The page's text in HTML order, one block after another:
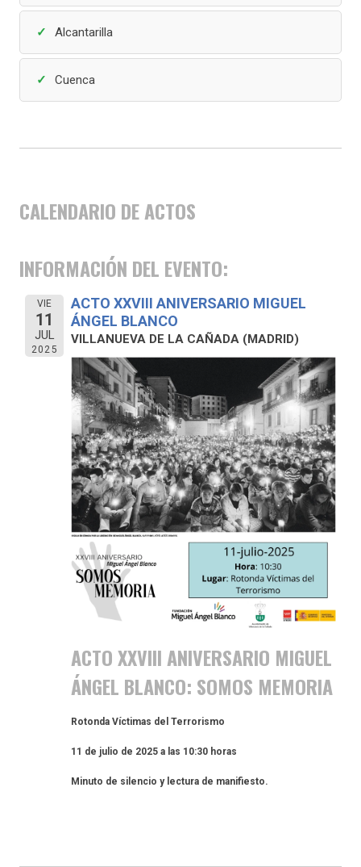
Alcantarilla
Cuenca
CALENDARIO DE ACTOS
INFORMACIÓN DEL EVENTO:
VIE
11
JUL
2025
ACTO XXVIII ANIVERSARIO MIGUEL
ÁNGEL BLANCO
VILLANUEVA DE LA CAÑADA (MADRID)
ACTO XXVIII ANIVERSARIO MIGUEL
ÁNGEL BLANCO: SOMOS MEMORIA
Rotonda Víctimas del Terrorismo
11 de julio de 2025 a las 10:30 horas
Minuto de silencio y lectura de manifiesto.